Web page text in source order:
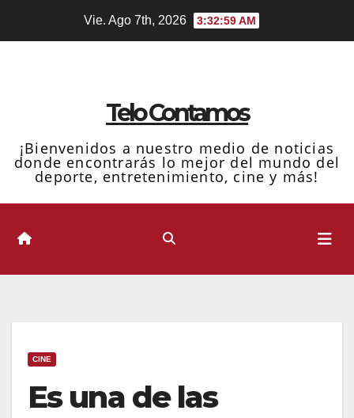
Vie. Ago 7th, 2026 3:33:00 AM
Telo Contamos
¡Bienvenidos a nuestro medio de noticias
donde encontrarás lo mejor del mundo del
deporte, entretenimiento, cine y más!
CINE
Es una de las